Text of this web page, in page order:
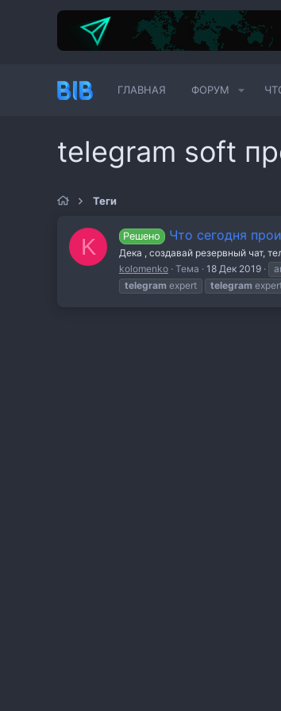
ГЛАВНАЯ ФОРУМ
telegram soft
Теги
K Решено Что сегодня
Дека , создавай резервный чат,
kolomenko Тема 18 Дек 2019
telegram expert telegram